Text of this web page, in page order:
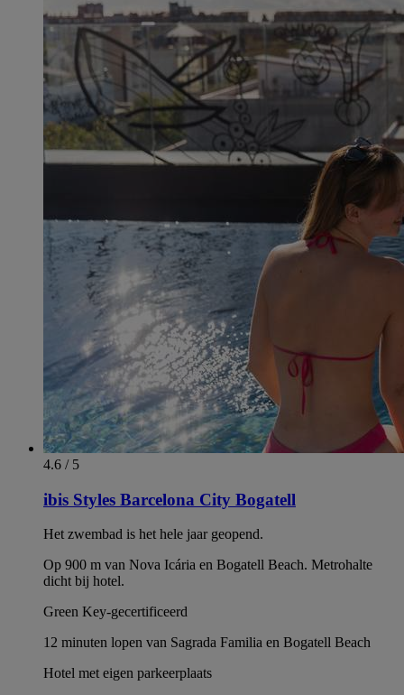
4.6 / 5
ibis Styles Barcelona City Bogatell
Het zwembad is het hele jaar geopend.
Op 900 m van Nova Icária en Bogatell Beach. Metrohalte
dicht bij hotel.
Green Key-gecertificeerd
12 minuten lopen van Sagrada Familia en Bogatell Beach
Hotel met eigen parkeerplaats